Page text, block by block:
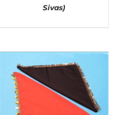
Sivas)